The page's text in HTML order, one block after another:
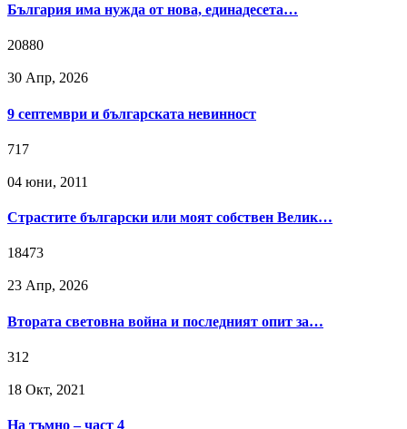
България има нужда от нова, единадесета…
20880
30 Апр, 2026
9 септември и българската невинност
717
04 юни, 2011
Страстите български или моят собствен Велик…
18473
23 Апр, 2026
Втората световна война и последният опит за…
312
18 Окт, 2021
На тъмно – част 4